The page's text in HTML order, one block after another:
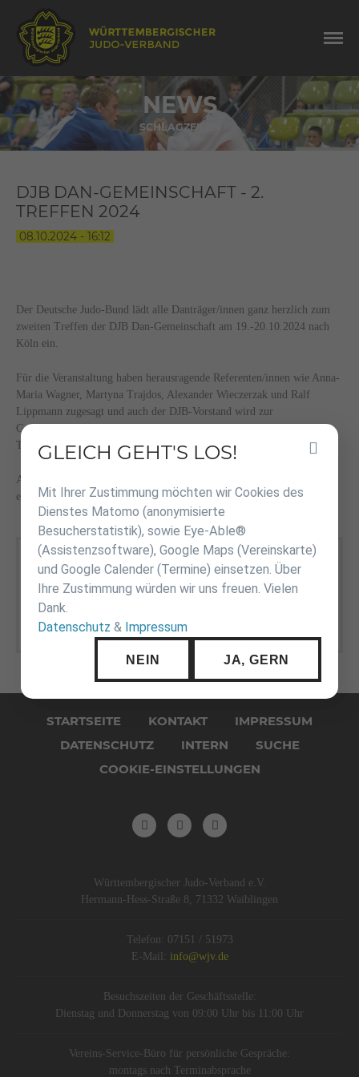
NEWS
SCHLAGZEILEN
DJB DAN-GEMEINSCHAFT - 2.
TREFFEN 2024
08.10.2024 - 16:12
Der Deutsche Judo-Bund lädt alle Danträger/innen ganz herzlich zum
zweiten Treffen der DJB Dan-Gemeinschaft am 19.-20.10.2024 nach
Köln ein.
Für die Veranstaltung haben herausragende Referenten/innen wie Anna-
Maria Wagner, Martyna Trajdos, Alexander Wieczerzak und Ralf
Lippmann zugesagt und auch der DJB-Vorstand wird zur
Gesprächsrunde vor Ort sein. Die Verlängerungsmöglichkeit der
Trainerlizenzen spricht ebenfalls für eine Teilnahme bei diesem Event.
Alle weiteren Informationen können der beigefügten Ausschreibung
entnommen werden.
Ausschreibung
Navigation
überspringenSTARTSEITE KONTAKT
IMPRESSUM
DATENSCHUTZ
INTERN
SUCHE
COOKIE-EINSTELLUNGEN
Württembergischer Judo-Verband e.V.
Hermann-Hess-Straße 8, 71332 Waiblingen
Telefon: 07151 / 51973
E-Mail: info@wjv.de
Besuchszeiten der Geschäftsstelle:
Dienstag und Donnerstag von 09:00 Uhr bis 11:00 Uhr
Vereins-Service-Büro für persönliche Gespräche:
montags nach Terminabsprache
Inhalt
GLEICH GEHT'S LOS!
Mit Ihrer Zustimmung möchten wir Cookies des
Dienstes Matomo (anonymisierte
Besucherstatistik), sowie Eye-Able®
(Assistenzsoftware), Google Maps (Vereinskarte)
und Google Calender (Termine) einsetzen. Über
Ihre Zustimmung würden wir uns freuen. Vielen
Dank.
Datenschutz & Impressum
NEIN JA, GERN